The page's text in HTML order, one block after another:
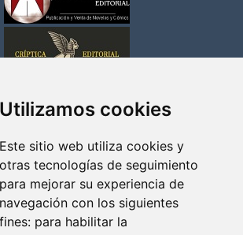
Utilizamos cookies
Este sitio web utiliza cookies y
otras tecnologías de seguimiento
para mejorar su experiencia de
navegación con los siguientes
fines: para habilitar la
WINNICK: LA ACTRIZ MAS GUAPA DE
14, 2013